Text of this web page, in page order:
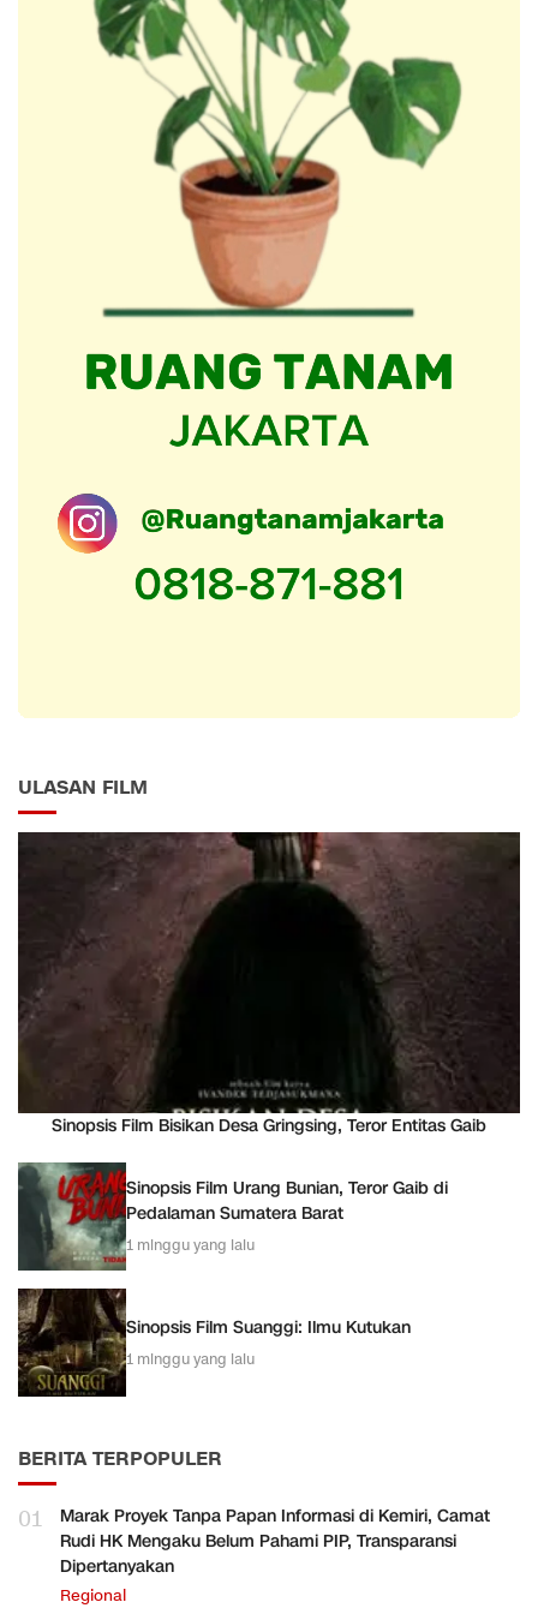
ULASAN FILM
Sinopsis Film Bisikan Desa Gringsing, Teror Entitas Gaib
Sinopsis Film Urang Bunian, Teror Gaib di
Pedalaman Sumatera Barat
1 minggu yang lalu
Sinopsis Film Suanggi: Ilmu Kutukan
1 minggu yang lalu
BERITA TERPOPULER
01
Marak Proyek Tanpa Papan Informasi di Kemiri, Camat
Rudi HK Mengaku Belum Pahami PIP, Transparansi
Dipertanyakan
Regional